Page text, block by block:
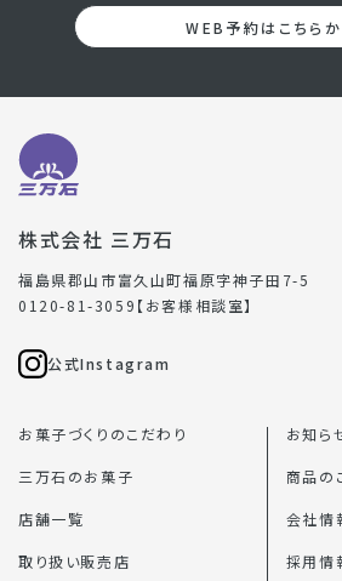
WEB予約はこちらか
株式会社 三万石
福島県郡山市富久山町福原字神子田7-5
0120-81-3059【お客様相談室】
公式Instagram
お菓子づくりのこだわり
三万石のお菓子
店舗一覧
取り扱い販売店
お知ら
商品の
会社情
採用情